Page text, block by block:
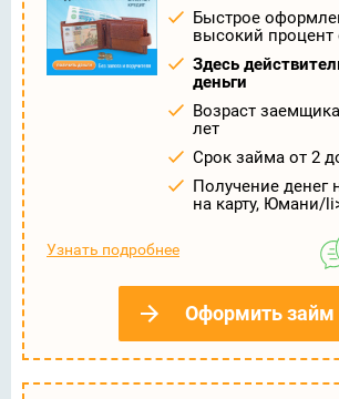
Быстрое
высокий процент
Здесь
деньги
Возраст
лет
Срок займа от 2
Получение денег
на карту, Юмани/
Узнать подробнее
Оформить займ